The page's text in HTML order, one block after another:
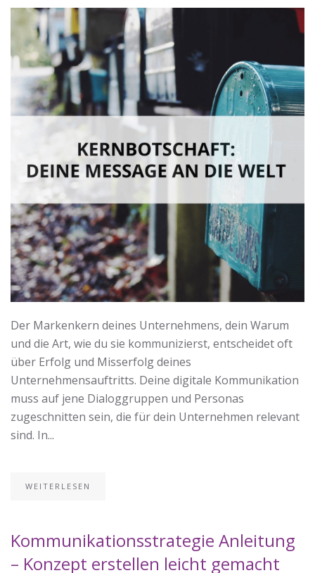
Der Markenkern deines Unternehmens, dein Warum
und die Art, wie du sie kommunizierst, entscheidet oft
über Erfolg und Misserfolg deines
Unternehmensauftritts. Deine digitale Kommunikation
muss auf jene Dialoggruppen und Personas
zugeschnitten sein, die für dein Unternehmen relevant
sind. In...
WEITERLESEN
Kommunikationsstrategie Anleitung
– Konzept erstellen leicht gemacht